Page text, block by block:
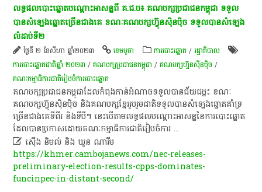
លទ្ធផលបោះឆ្នោតបណ្តោះអាសន្នពី គ.ជ.ប៖ គណបក្សប្រជាជនកម្ពុជា ទទួល
បានសំឡេងឆ្នោតច្រើនជាងគេ ខណៈគណបក្ស​ហ៊្វុនស៊ិនប៉ិច ទទួលបានសំឡេង
លំដាប់ទី២
ថ្ងៃទី ២ ខែសីហា ឆ្នាំ២០២៣ ខេ​ម​បូ​ចា ការបោះឆ្នោត /រដ្ឋាភិបាល
ការបោះឆ្នោតជាតិឆ្នាំ ២០២៣ /គណបក្សប្រជាជនកម្ពុជា /គណបក្សហ្វ៊ុនស៊ិនប៉ិច /
គណៈកម្មាធិការជាតិរៀបចំការបោះឆ្នោត
គណបក្ស​ប្រជាជន​កម្ពុជា​ដែល​កំពុង​កាន់​អំណាច​ទទួល​បាន​ជ័យ​ជម្នះ ខណៈ​
គណបក្ស​ហ៊្វុនស៊ិនប៉ិច និង​គណបក្ស​ខ្មែរ​រួបរួម​ជាតិ​ទទួល​បាន​សំឡេងឆ្នោត​គាំទ្រ​
ច្រើន​ជាង​គេ​ទី​ពីរ និង​ទី​បី​។ នេះ​បើ​តាម​លទ្ធផល​បណ្តោះអាសន្ននៃ​ការ​បោះ​ឆ្នោត​
ដែល​បាន​ប្រកាស​ដោយ​គណៈកម្មាធិការ​​ជាតិ​រៀបចំ​ការ...
 ស៊ើង និមល់ និង ឃួន ណារីម
https://khmer.cambojanews.com/nec-releases-
preliminary-election-results-cpps-dominates-
funcinpec-in-distant-second/